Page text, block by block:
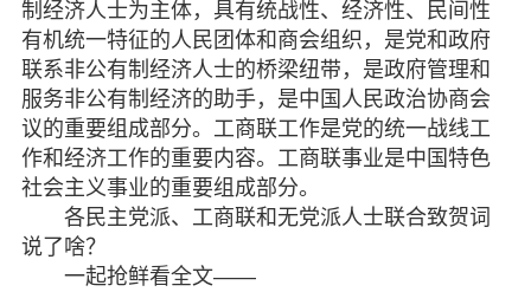
制经济人士为主体，具有统战性、经济性、民间性
有机统一特征的人民团体和商会组织，是党和政府
联系非公有制经济人士的桥梁纽带，是政府管理和
服务非公有制经济的助手，是中国人民政治协商会
议的重要组成部分。工商联工作是党的统一战线工
作和经济工作的重要内容。工商联事业是中国特色
社会主义事业的重要组成部分。
各民主党派、工商联和无党派人士联合致贺词
说了啥？
一起抢鲜看全文——